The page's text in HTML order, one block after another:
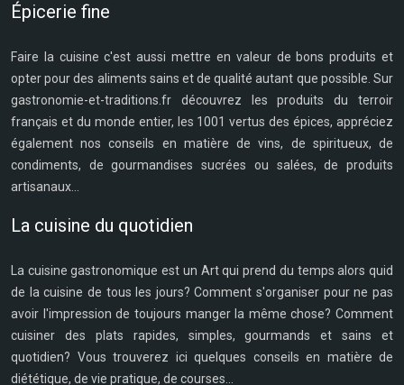
Épicerie fine
Faire la cuisine c'est aussi mettre en valeur de bons produits et
opter pour des aliments sains et de qualité autant que possible. Sur
gastronomie-et-traditions.fr découvrez les produits du terroir
français et du monde entier, les 1001 vertus des épices, appréciez
également nos conseils en matière de vins, de spiritueux, de
condiments, de gourmandises sucrées ou salées, de produits
artisanaux...
La cuisine du quotidien
La cuisine gastronomique est un Art qui prend du temps alors quid
de la cuisine de tous les jours? Comment s'organiser pour ne pas
avoir l'impression de toujours manger la même chose? Comment
cuisiner des plats rapides, simples, gourmands et sains et
quotidien? Vous trouverez ici quelques conseils en matière de
diététique, de vie pratique, de courses...